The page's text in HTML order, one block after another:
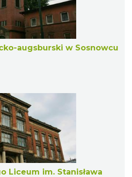
augsburski w Sosnowcu
Liceum im. Stanisława